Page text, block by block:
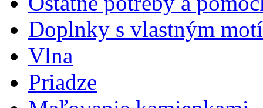
Doplnky s vlastným
Vlna
Priadze